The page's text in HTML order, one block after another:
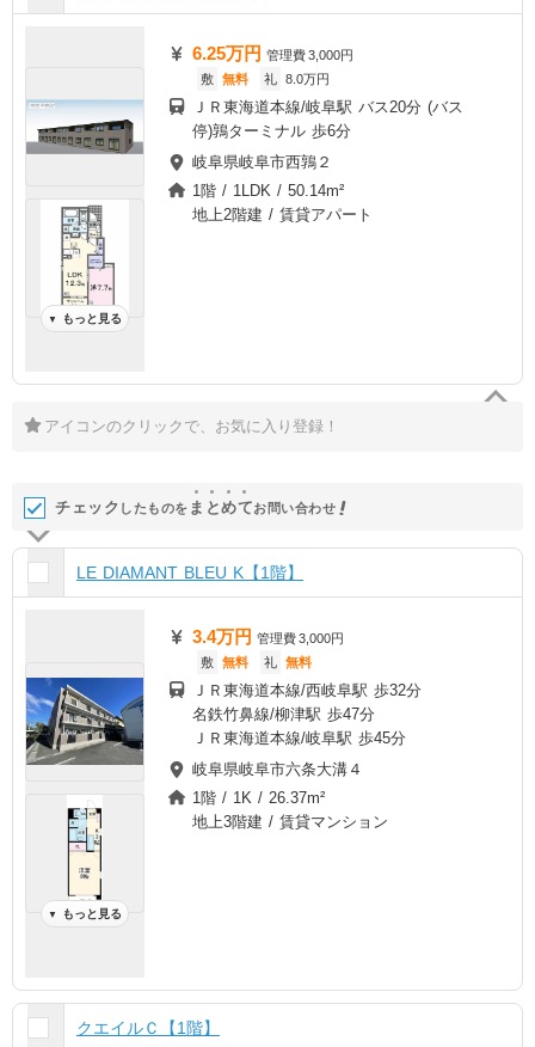
▼ もっと見る
6.25万円 管理費3,000円
敷 無料 礼 8.0万円
ＪＲ東海道本線/岐阜駅 バス20分 (バス
停)鶉ターミナル 歩6分
岐阜県岐阜市西鶉２
1階 / 1LDK / 50.14m²
地上2階建 / 賃貸アパート
アイコンのクリックで、お気に入り登録！
チェック したものを ま とめてお問い合わせ
LE DIAMANT BLEU K【1階】
▼ もっと見る
3.4万円 管理費3,000円
敷 無料 礼 無料
ＪＲ東海道本線/西岐阜駅 歩32分
名鉄竹鼻線/柳津駅 歩47分
ＪＲ東海道本線/岐阜駅 歩45分
岐阜県岐阜市六条大溝４
1階 / 1K / 26.37m²
地上3階建 / 賃貸マンション
クエイルＣ【1階】